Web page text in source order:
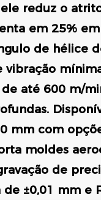
reduz o
em 25%
de hélice
vibração
até 600 m/
mm com
moldes
de
±0,01 mm e